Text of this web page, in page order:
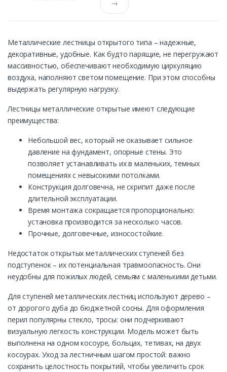
→
Металлические лестницы открытого типа – надежные,
декоративные, удобные. Как будто парящие, не перегружают
массивностью, обеспечивают необходимую циркуляцию
воздуха, наполняют светом помещение. При этом способны
выдержать регулярную нагрузку.
Лестницы металлические открытые имеют следующие
преимущества:
Небольшой вес, который не оказывает сильное
давление на фундамент, опорные стены. Это
позволяет устанавливать их в маленьких, темных
помещениях с невысокими потолками.
Конструкция долговечна, не скрипит даже после
длительной эксплуатации.
Время монтажа сокращается пропорционально:
установка производится за несколько часов.
Прочные, долговечные, износостойкие.
Недостаток открытых металлических ступеней без
подступенок – их потенциальная травмоопасность. Они
неудобны для пожилых людей, семьям с маленькими детьми.
Для ступеней металлических лестниц используют дерево –
от дорогого дуба до бюджетной сосны. Для оформления
перил популярны стекло, тросы: они подчеркивают
визуальную легкость конструкции. Модель может быть
выполнена на одном косоуре, больцах, тетивах, на двух
косоурах. Уход за лестничным шагом простой: важно
сохранить целостность покрытий, чтобы увеличить срок